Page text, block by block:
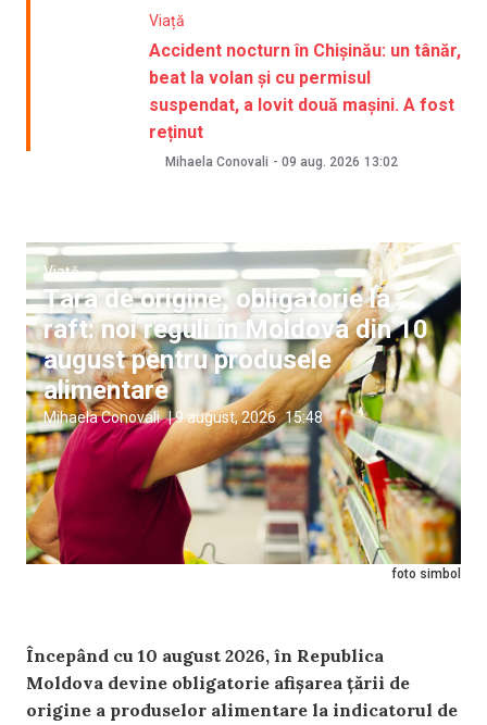
Viață
Accident nocturn în Chișinău: un tânăr,
beat la volan și cu permisul
suspendat, a lovit două mașini. A fost
reținut
Mihaela Conovali - 09 aug. 2026 13:02
foto simbol
Viață
Țara de origine, obligatorie la
raft: noi reguli în Moldova din 10
august pentru produsele
alimentare
Mihaela Conovali |9 august, 2026 15:48
Începând cu 10 august 2026, în Republica
Moldova devine obligatorie afișarea țării de
origine a produselor alimentare la indicatorul de